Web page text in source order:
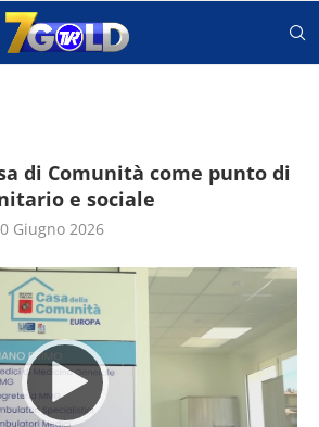
di Comunità come punto di
e sociale
Giugno 2026